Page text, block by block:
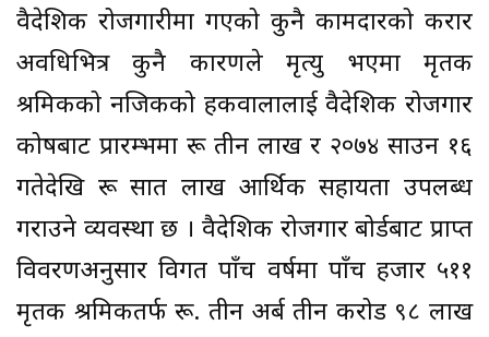
वैदेशिक रोजगारीमा गएको कुनै कामदारको करार
अवधिभित्र कुनै कारणले मृत्यु भएमा मृतक
श्रमिकको नजिकको हकवालालाई वैदेशिक रोजगार
कोषबाट प्रारम्भमा रू तीन लाख र २०७४ साउन १६
गतेदेखि रू सात लाख आर्थिक सहायता उपलब्ध
गराउने व्यवस्था छ । वैदेशिक रोजगार बोर्डबाट प्राप्त
विवरणअनुसार विगत पाँच वर्षमा पाँच हजार ५११
मृतक श्रमिकतर्फ रू. तीन अर्ब तीन करोड ९८ लाख